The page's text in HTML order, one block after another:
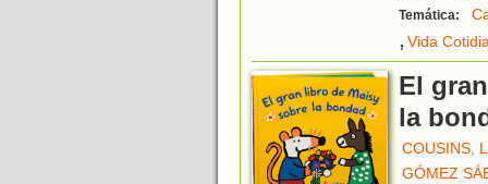
Temática:
, Vida
El
la
COUSINS,
GÓMEZ